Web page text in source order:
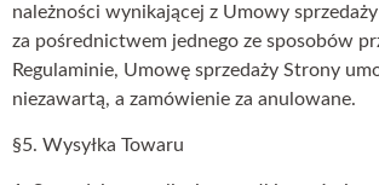
należności wynikającej z Umowy
za pośrednictwem jednego ze sposobów
Regulaminie, Umowę sprzedaży Strony
niezawartą, a zamówienie za anulowane.
§5. Wysyłka Towaru